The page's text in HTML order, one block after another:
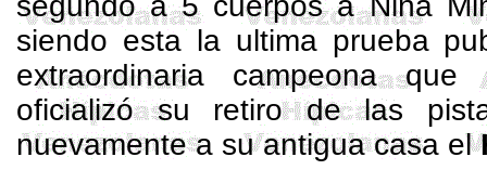
siendo esta la ultima prueba
extraordinaria campeona
oficializó su retiro de las
nuevamente a su antigua casa el